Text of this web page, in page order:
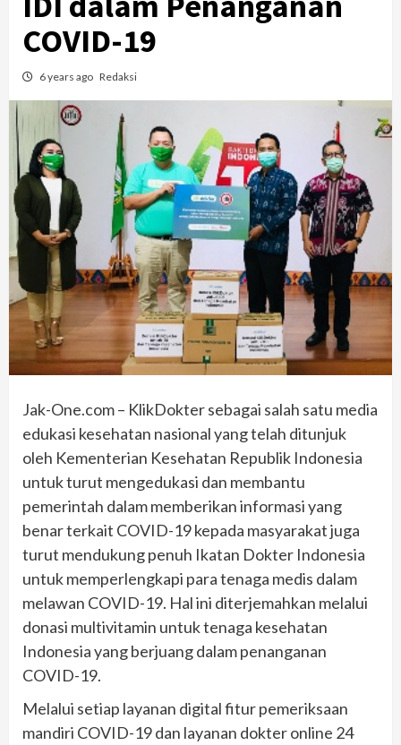
COVID-19
6 years ago Redaksi
Jak-One.com – KlikDokter sebagai salah satu media
edukasi kesehatan nasional yang telah ditunjuk
oleh Kementerian Kesehatan Republik Indonesia
untuk turut mengedukasi dan membantu
pemerintah dalam memberikan informasi yang
benar terkait COVID-19 kepada masyarakat juga
turut mendukung penuh Ikatan Dokter Indonesia
untuk memperlengkapi para tenaga medis dalam
melawan COVID-19. Hal ini diterjemahkan melalui
donasi multivitamin untuk tenaga kesehatan
Indonesia yang berjuang dalam penanganan
COVID-19.
Melalui setiap layanan digital fitur pemeriksaan
mandiri COVID-19 dan layanan dokter online 24